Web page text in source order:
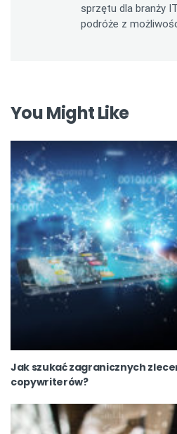
sprzętu dla branży
podróże z
You Might Like
Jak szukać zagranicznych
copywriterów?